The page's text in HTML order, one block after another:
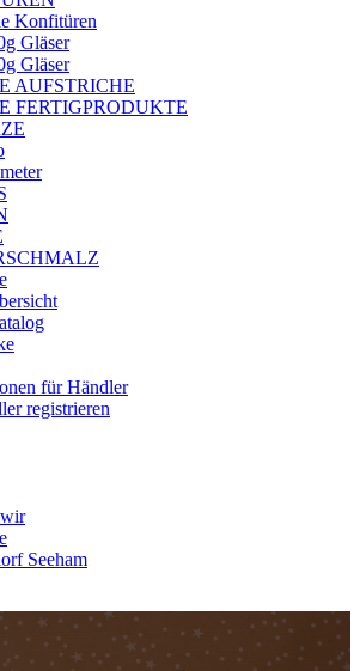
Konfitüren
Gläser
Gläser
AUFSTRICHE
FERTIGPRODUKTE
für Händler
registrieren
Seeham